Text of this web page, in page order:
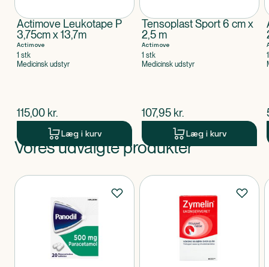
Actimove Leukotape P
3,75cm x 13,7m
Actimove
1 stk
Medicinsk udstyr
$nuværende pris
115,00 kr.
Læg i kurv
Tensoplast Sport 6 cm x
2,5 m
Actimove
1 stk
Medicinsk udstyr
$nuværende pris
107,95 kr.
Læg i kurv
Produkt 1 af 0
Vores udvalgte produkter
Produkter